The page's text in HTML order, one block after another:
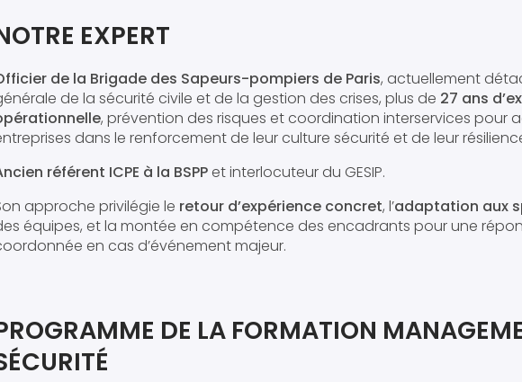
EXPERT
de la Brigade des Sapeurs-pompiers de Paris, actuellement
de la sécurité civile et de la gestion des crises, plus de 27 ans
, prévention des risques et coordination interservices pour
dans le renforcement de leur culture sécurité et de leur
référent ICPE à la BSPPet interlocuteur du GESIP.
approche privilégie le retour d’expérience concret, l’adaptation aux
équipes, et la montée en compétence des encadrants pour une
en cas d’événement majeur.
DE LA FORMATION